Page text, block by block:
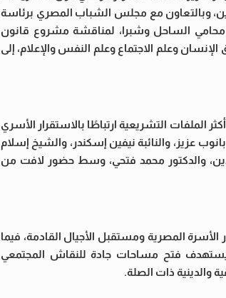
وبالتعاون مع مجلس الشباب المصري برئاسة
الساحل وشبرا، لمناقشة مشروع قانون
وعلم الاجتماع وعلم النفس والإعلام، إلى
الملفات التشريعية ارتباطًا بالاستقرار الأسري
عزيز، والنائبة نيفين إسكندر، والشيخ إسلام
الدين، والدكتور محمد فتحي، وسط حضور لافت من
المصرية ومستقبل الأجيال القادمة، فيما
يستهدف فتح مساحات جادة للنقاش المجتمعي
والدينية ذات الصلة.